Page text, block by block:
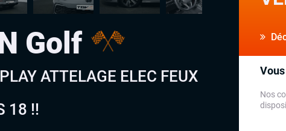
Golf
ATTELAGE ELEC FEUX
18 !!
Nos